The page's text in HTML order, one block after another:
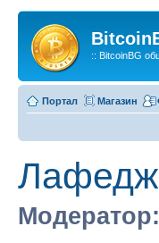
:: BitcoinBG
Портал Магазин
Модератор: